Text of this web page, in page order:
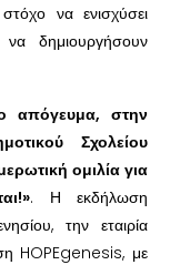
να ενισχύσει
δημιουργήσουν
απόγευμα, στην
Σχολείου
ομιλία για
. Η εκδήλωση
την εταιρία
HOPEgenesis, με